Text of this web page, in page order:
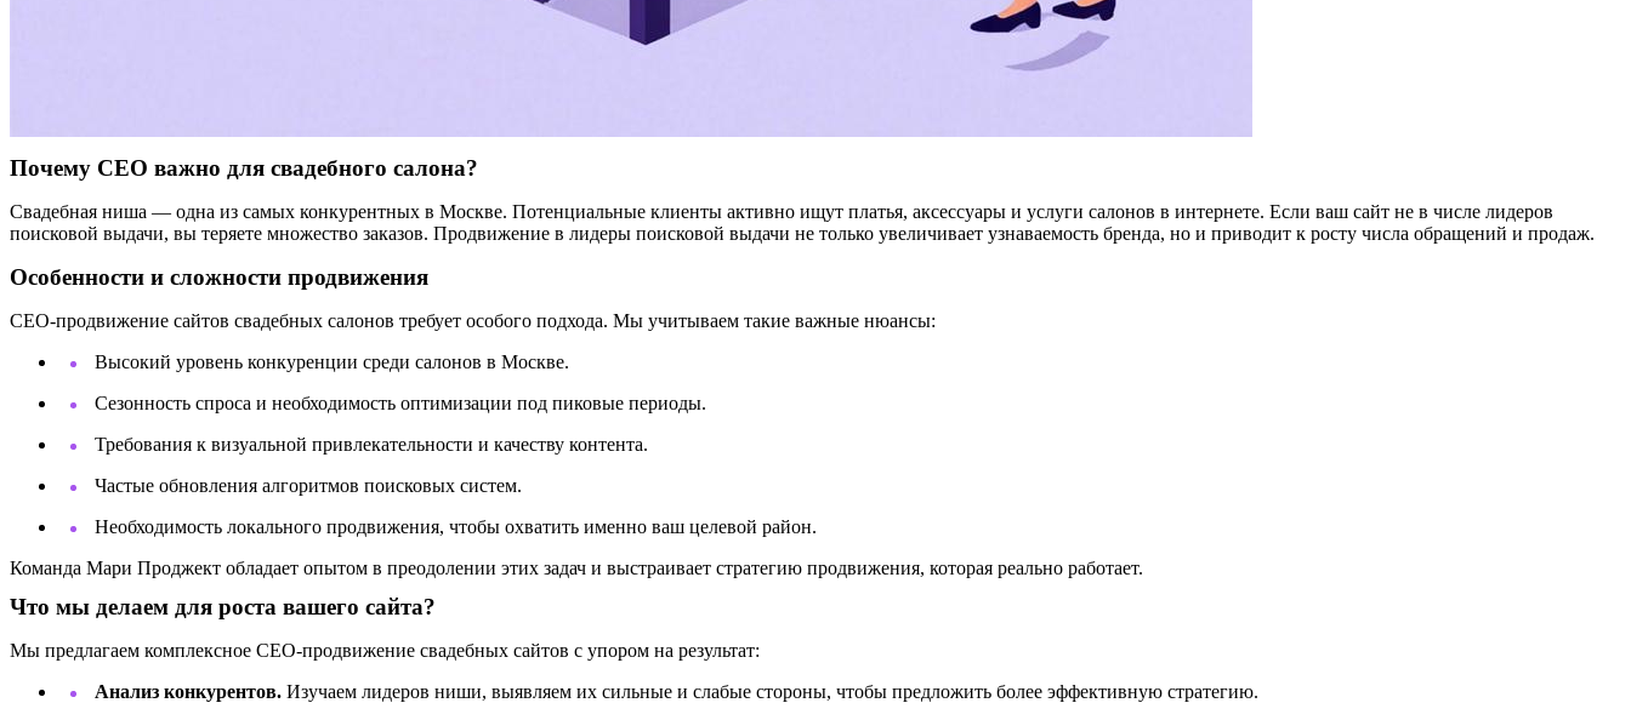
Почему СЕО важно для свадебного салона?
Свадебная ниша — одна из самых конкурентных в Москве. Потенциальные клиенты активно ищут платья, аксессуары и услуги салонов в интернете. Если ваш сайт не в числе лидеров
поисковой выдачи, вы теряете множество заказов. Продвижение в лидеры поисковой выдачи не только увеличивает узнаваемость бренда, но и приводит к росту числа обращений и продаж.
Особенности и сложности продвижения
СЕО-продвижение сайтов свадебных салонов требует особого подхода. Мы учитываем такие важные нюансы:
Высокий уровень конкуренции среди салонов в Москве.
Сезонность спроса и необходимость оптимизации под пиковые периоды.
Требования к визуальной привлекательности и качеству контента.
Частые обновления алгоритмов поисковых систем.
Необходимость локального продвижения, чтобы охватить именно ваш целевой район.
Команда Мари Проджект обладает опытом в преодолении этих задач и выстраивает стратегию продвижения, которая реально работает.
Что мы делаем для роста вашего сайта?
Мы предлагаем комплексное СЕО-продвижение свадебных сайтов с упором на результат:
Анализ конкурентов. Изучаем лидеров ниши, выявляем их сильные и слабые стороны, чтобы предложить более эффективную стратегию.